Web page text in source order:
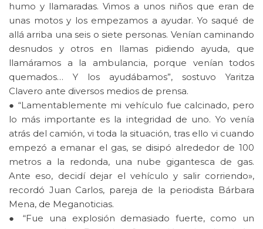
humo y llamaradas. Vimos a unos niños que eran de
unas motos y los empezamos a ayudar. Yo saqué de
allá arriba una seis o siete personas. Venían caminando
desnudos y otros en llamas pidiendo ayuda, que
llamáramos a la ambulancia, porque venían todos
quemados… Y los ayudábamos”, sostuvo Yaritza
Clavero ante diversos medios de prensa.
● “Lamentablemente mi vehículo fue calcinado, pero
lo más importante es la integridad de uno. Yo venía
atrás del camión, vi toda la situación, tras ello vi cuando
empezó a emanar el gas, se disipó alrededor de 100
metros a la redonda, una nube gigantesca de gas.
Ante eso, decidí dejar el vehículo y salir corriendo»,
recordó Juan Carlos, pareja de la periodista Bárbara
Mena, de Meganoticias.
● “Fue una explosión demasiado fuerte, como un